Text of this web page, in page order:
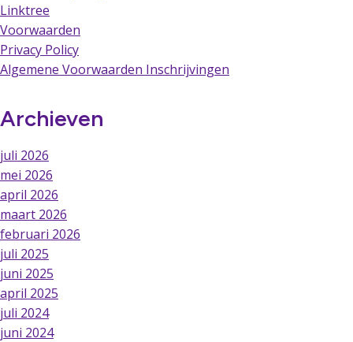
Linktree
Voorwaarden
Privacy Policy
Algemene Voorwaarden Inschrijvingen
Archieven
juli 2026
mei 2026
april 2026
maart 2026
februari 2026
juli 2025
juni 2025
april 2025
juli 2024
juni 2024